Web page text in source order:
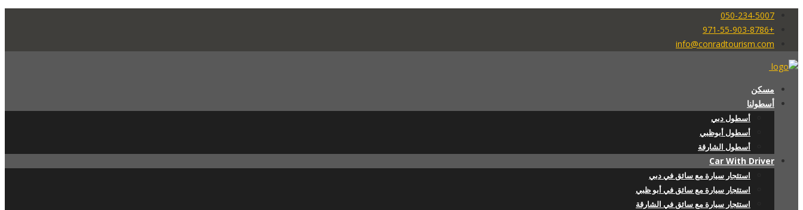
050-234-5007
+971-55-903-8786
info@conradtourism.com
مسكن
أسطولنا
أسطول دبي
أسطول أبوظبي
أسطول الشارقة
Car With Driver
استئجار سيارة مع سائق في دبي
استئجار سيارة مع سائق في أبو ظبي
استئجار سيارة مع سائق في الشارقة